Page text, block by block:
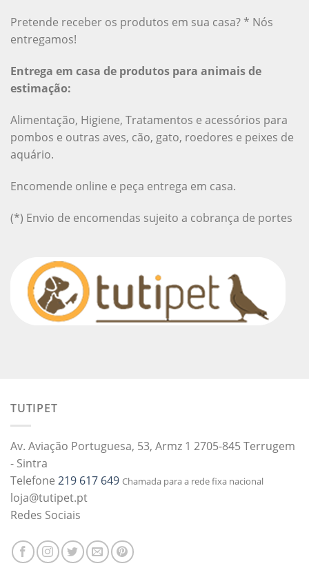
Pretende receber os produtos em sua casa? * Nós
entregamos!
Entrega em casa de produtos para animais de
estimação:
Alimentação, Higiene, Tratamentos e acessórios para
pombos e outras aves, cão, gato, roedores e peixes de
aquário.
Encomende online e peça entrega em casa.
(*) Envio de encomendas sujeito a cobrança de portes
TUTIPET
Av. Aviação Portuguesa, 53, Armz 1 2705-845 Terrugem
- Sintra
Telefone 219 617 649 Chamada para a rede fixa nacional
loja@tutipet.pt
Redes Sociais